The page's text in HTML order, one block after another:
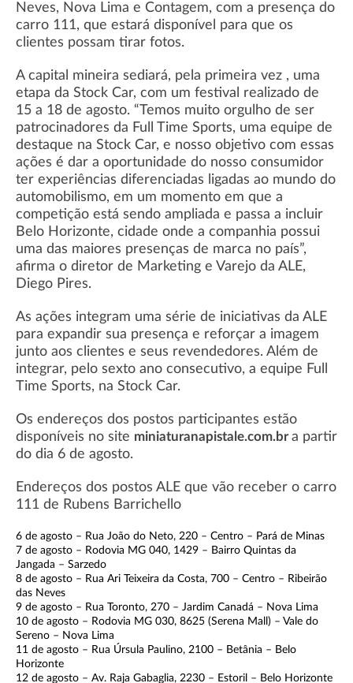
Neves, Nova Lima e Contagem, com a presença do
carro 111, que estará disponível para que os
clientes possam tirar fotos.
A capital mineira sediará, pela primeira vez , uma
etapa da Stock Car, com um festival realizado de
15 a 18 de agosto. “Temos muito orgulho de ser
patrocinadores da Full Time Sports, uma equipe de
destaque na Stock Car, e nosso objetivo com essas
ações é dar a oportunidade do nosso consumidor
ter experiências diferenciadas ligadas ao mundo do
automobilismo, em um momento em que a
competição está sendo ampliada e passa a incluir
Belo Horizonte, cidade onde a companhia possui
uma das maiores presenças de marca no país”,
afirma o diretor de Marketing e Varejo da ALE,
Diego Pires.
As ações integram uma série de iniciativas da ALE
para expandir sua presença e reforçar a imagem
junto aos clientes e seus revendedores. Além de
integrar, pelo sexto ano consecutivo, a equipe Full
Time Sports, na Stock Car.
Os endereços dos postos participantes estão
disponíveis no site miniaturanapistale.com.bra partir
do dia 6 de agosto.
Endereços dos postos ALE que vão receber o carro
111 de Rubens Barrichello
6 de agosto – Rua João do Neto, 220 – Centro – Pará de Minas
7 de agosto – Rodovia MG 040, 1429 – Bairro Quintas da
Jangada – Sarzedo
8 de agosto – Rua Ari Teixeira da Costa, 700 – Centro – Ribeirão
das Neves
9 de agosto – Rua Toronto, 270 – Jardim Canadá – Nova Lima
10 de agosto – Rodovia MG 030, 8625 (Serena Mall) – Vale do
Sereno – Nova Lima
11 de agosto – Rua Úrsula Paulino, 2100 – Betânia – Belo
Horizonte
12 de agosto – Av. Raja Gabaglia, 2230 – Estoril – Belo Horizonte